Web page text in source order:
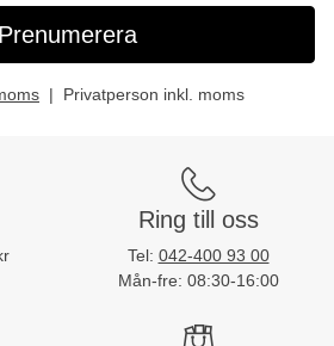
Prenumerera
Privatperson inkl. moms
Ring till oss
Tel: 042-400 93 00
Mån-fre: 08:30-16:00